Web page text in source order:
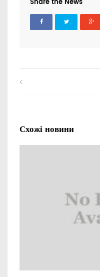
Share the News
Схожі новини